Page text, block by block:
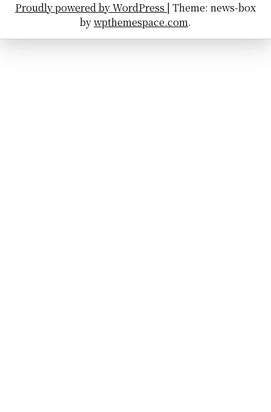
Proudly powered by WordPress | Theme: news-box
bywpthemespace.com.